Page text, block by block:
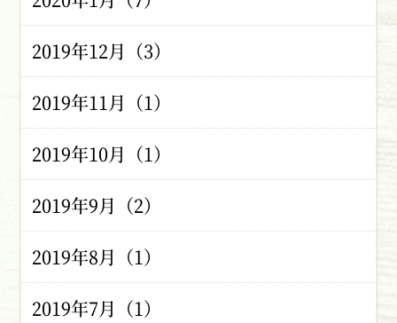
2019年12月（3）
2019年11月（1）
2019年10月（1）
2019年9月（2）
2019年8月（1）
2019年7月（1）